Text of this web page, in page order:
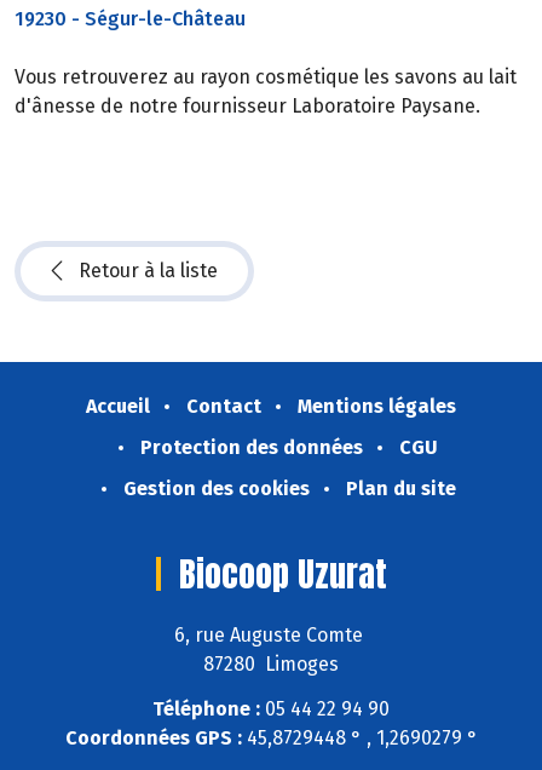
19230 - Ségur-le-Château
Vous retrouverez au rayon cosmétique les savons au lait
d'ânesse de notre fournisseur Laboratoire Paysane.
Retour à la liste
Accueil Contact
Mentions légales
Protection des données
CGU
Gestion des cookies
Plan du site
Biocoop Uzurat
6, rue Auguste Comte
87280 Limoges
Téléphone : 05 44 22 94 90
Coordonnées GPS :45,8729448 ° , 1,2690279 °